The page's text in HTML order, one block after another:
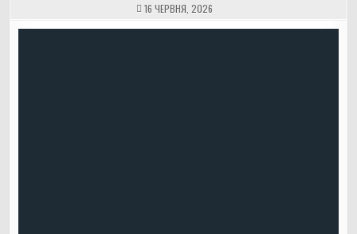
16 ЧЕРВНЯ, 2026